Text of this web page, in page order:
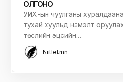
олгоно
УИХ-ын чуулганы
тухай хуульд нэмэлт
төслийн эцсийн…
Niitlel.mn